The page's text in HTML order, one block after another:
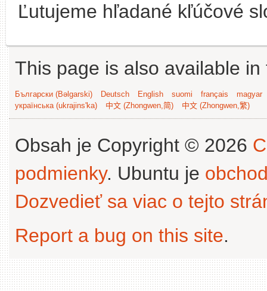
Ľutujeme hľadané kľúčové
This page is also available
Български (Bəlgarski) Deutsch English suomi français
magyar
українська (ukrajins'ka)
中文 (Zhongwen,简) 中文 (Zhongwen,繁)
Obsah je Copyright © 2026
podmienky. Ubuntu je
Dozvedieť sa viac o tejto
Report a bug on this site.